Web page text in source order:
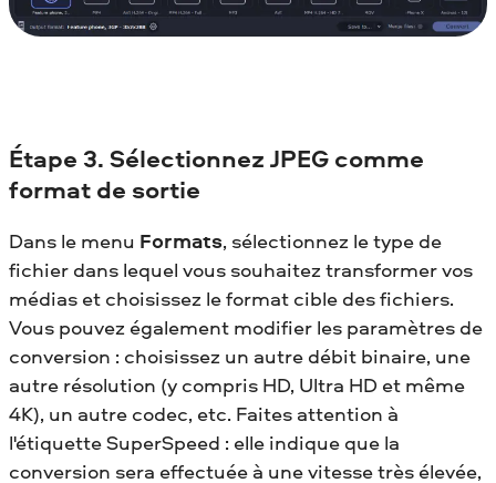
Étape 3. Sélectionnez JPEG comme
format de sortie
Dans le menu Formats, sélectionnez le type de
fichier dans lequel vous souhaitez transformer vos
médias et choisissez le format cible des fichiers.
Vous pouvez également modifier les paramètres de
conversion : choisissez un autre débit binaire, une
autre résolution (y compris HD, Ultra HD et même
4K), un autre codec, etc. Faites attention à
l'étiquette SuperSpeed : elle indique que la
conversion sera effectuée à une vitesse très élevée,